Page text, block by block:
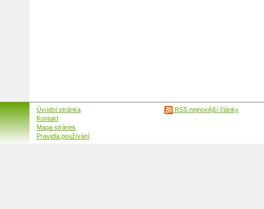
Úvodní stránka
Kontakt
Mapa stránek
Pravidla používání
RSS nejnovější články